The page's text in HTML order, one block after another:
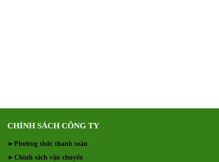
CHÍNH SÁCH CÔNG TY
► Phương thức thanh toán
► Chính sách vận chuyển